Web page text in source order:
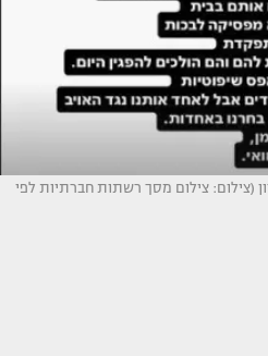
(צילום: צילום מסך רשתות חברתיות לפי